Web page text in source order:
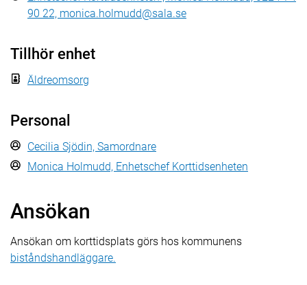
90 22, monica.holmudd@sala.se
Tillhör enhet
Äldreomsorg
Personal
Cecilia Sjödin, Samordnare
Monica Holmudd, Enhetschef Korttidsenheten
Ansökan
Ansökan om korttidsplats görs hos kommunens
biståndshandläggare.